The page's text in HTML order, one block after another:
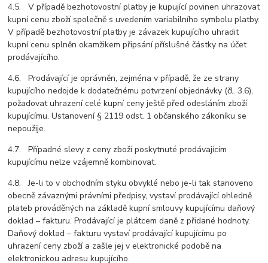
4.5. V případě bezhotovostní platby je kupující povinen uhrazovat
kupní cenu zboží společně s uvedením variabilního symbolu platby.
V případě bezhotovostní platby je závazek kupujícího uhradit
kupní cenu splněn okamžikem připsání příslušné částky na účet
prodávajícího.
4.6. Prodávající je oprávněn, zejména v případě, že ze strany
kupujícího nedojde k dodatečnému potvrzení objednávky (čl. 3.6),
požadovat uhrazení celé kupní ceny ještě před odesláním zboží
kupujícímu. Ustanovení § 2119 odst. 1 občanského zákoníku se
nepoužije.
4.7. Případné slevy z ceny zboží poskytnuté prodávajícím
kupujícímu nelze vzájemně kombinovat.
4.8. Je-li to v obchodním styku obvyklé nebo je-li tak stanoveno
obecně závaznými právními předpisy, vystaví prodávající ohledně
plateb prováděných na základě kupní smlouvy kupujícímu daňový
doklad – fakturu. Prodávající je plátcem daně z přidané hodnoty.
Daňový doklad – fakturu vystaví prodávající kupujícímu po
uhrazení ceny zboží a zašle jej v elektronické podobě na
elektronickou adresu kupujícího.